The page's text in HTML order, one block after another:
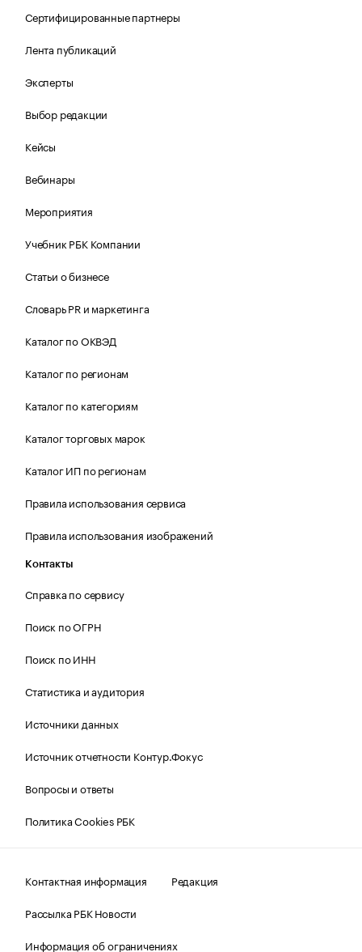
Сертифицированные партнеры
Лента публикаций
Эксперты
Выбор редакции
Кейсы
Вебинары
Мероприятия
Учебник РБК Компании
Статьи о бизнесе
Словарь PR и маркетинга
Каталог по ОКВЭД
Каталог по регионам
Каталог по категориям
Каталог торговых марок
Каталог ИП по регионам
Правила использования сервиса
Правила использования изображений
Контакты
Справка по сервису
Поиск по ОГРН
Поиск по ИНН
Статистика и аудитория
Источники данных
Источник отчетности Контур.Фокус
Вопросы и ответы
Политика Cookies РБК
Контактная информация
Редакция
Рассылка РБК Новости
Информация об ограничениях